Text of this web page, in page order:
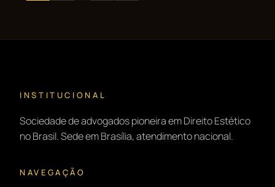
INSTITUCIONAL
Sociedade de advogados pioneira em Direito Estético
no Brasil. Sede em Brasília, atendimento nacional.
NAVEGAÇÃO